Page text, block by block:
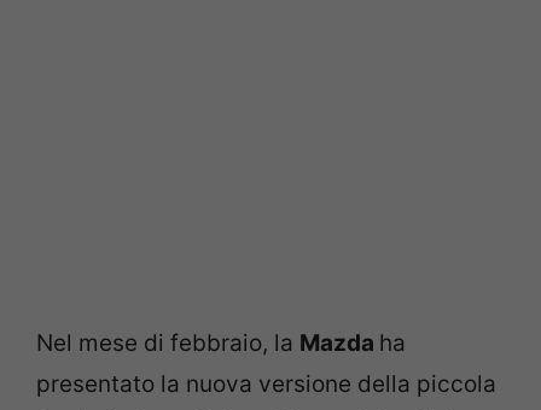
Nel mese di febbraio, la Mazda ha
presentato la nuova versione della piccola